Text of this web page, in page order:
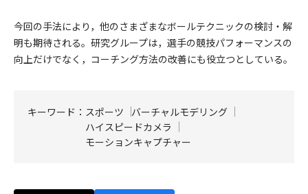
今回の手法により，他のさまざまなボールテクニックの検討・解
明も期待される。研究グループは，選手の競技パフォーマンスの
向上だけでなく，コーチング方法の改善にも役立つとしている。
キーワード： スポーツ
バーチャルモデリング
ハイスピードカメラ
モーションキャプチャー